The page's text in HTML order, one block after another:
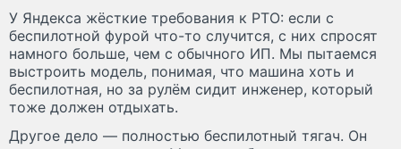
У Яндекса жёсткие требования к РТО: если с
беспилотной фурой что-то случится, с них спросят
намного больше, чем с обычного ИП. Мы пытаемся
выстроить модель, понимая, что машина хоть и
беспилотная, но за рулём сидит инженер, который
тоже должен отдыхать.
Другое дело — полностью беспилотный тягач. Он